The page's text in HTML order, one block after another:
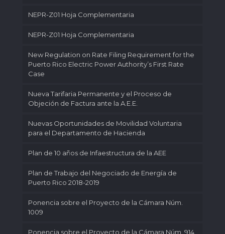
NEPR-Z01 Hoja Complementaria
NEPR-Z01 Hoja Complementaria
New Regulation on Rate Filing Requirement for the
Puerto Rico Electric Power Authority’s First Rate
Case
Nueva Tarifaria Permanente y el Proceso de
Objeción de Factura ante la A.E.E.
Nuevas Oportunidades de Movilidad Voluntaria
para el Departamento de Hacienda
Plan de 10 años de Infaestructura de la AEE
Plan de Trabajo del Negociado de Energía de
Puerto Rico 2018-2019
Ponencia sobre el Proyecto de la Cámara Núm.
1009
Ponencia sobre el Proyecto de la Cámara Núm. 914